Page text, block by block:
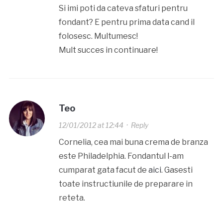
Si imi poti da cateva sfaturi pentru
fondant? E pentru prima data cand il
folosesc. Multumesc!
Mult succes in continuare!
Teo
12/01/2012 at 12:44· Reply
Cornelia, cea mai buna crema de branza
este Philadelphia. Fondantul l-am
cumparat gata facut de aici. Gasesti
toate instructiunile de preparare in
reteta.